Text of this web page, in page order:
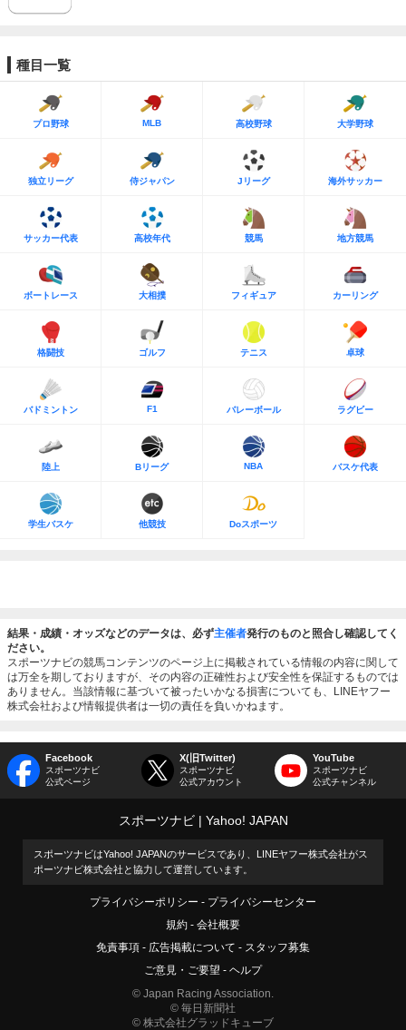
種目一覧
プロ野球 MLB 高校野球 大学野球
独立リーグ 侍ジャパン Jリーグ 海外サッカー
サッカー代表 高校年代 競馬 地方競馬
ボートレース 大相撲 フィギュア カーリング
格闘技 ゴルフ テニス 卓球
バドミントン F1 バレーボール ラグビー
陸上 Bリーグ NBA バスケ代表
学生バスケ 他競技 Doスポーツ
結果・成績・オッズなどのデータは、必ず主催者発行のものと照合し確認してく
ださい。
スポーツナビの競馬コンテンツのページ上に掲載されている情報の内容に関して
は万全を期しておりますが、その内容の正確性および安全性を保証するものでは
ありません。当該情報に基づいて被ったいかなる損害についても、LINEヤフー
株式会社および情報提供者は一切の責任を負いかねます。
Facebook
スポーツナビ
公式ページ
X(旧Twitter)
スポーツナビ
公式アカウント
YouTube
スポーツナビ
公式チャンネル
スポーツナビ Yahoo! JAPAN
スポーツナビはYahoo! JAPANのサービスであり、LINEヤフー株式会社がス
ポーツナビ株式会社と協力して運営しています。
プライバシーポリシー
プライバシーセンター
規約
会社概要
免責事項
広告掲載について
スタッフ募集
ご意見・ご要望
ヘルプ
© Japan Racing Association.
© 毎日新聞社
© 株式会社グラッドキューブ